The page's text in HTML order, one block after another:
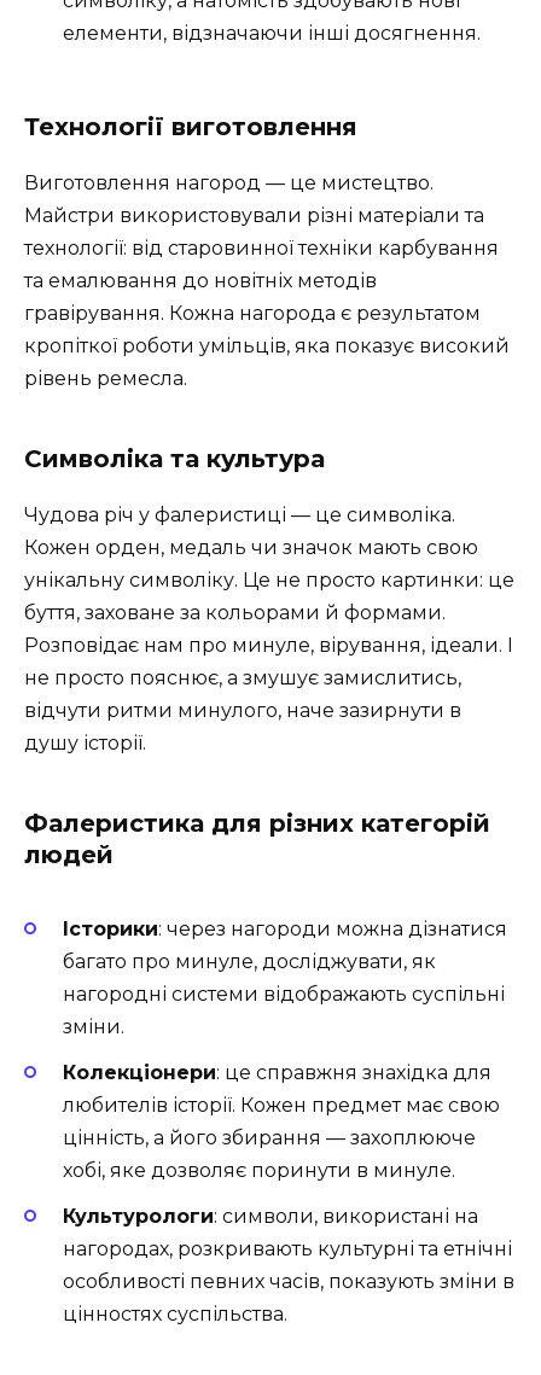
елементи, відзначаючи інші досягнення.
Технології виготовлення
Виготовлення нагород — це мистецтво.
Майстри використовували різні матеріали та
технології: від старовинної техніки карбування
та емалювання до новітніх методів
гравірування. Кожна нагорода є результатом
кропіткої роботи умільців, яка показує високий
рівень ремесла.
Символіка та культура
Чудова річ у фалеристиці — це символіка.
Кожен орден, медаль чи значок мають свою
унікальну символіку. Це не просто картинки: це
буття, заховане за кольорами й формами.
Розповідає нам про минуле, вірування, ідеали. І
не просто пояснює, а змушує замислитись,
відчути ритми минулого, наче зазирнути в
душу історії.
Фалеристика для різних категорій
людей
Історики: через нагороди можна дізнатися
багато про минуле, досліджувати, як
нагородні системи відображають суспільні
зміни.
Колекціонери: це справжня знахідка для
любителів історії. Кожен предмет має свою
цінність, а його збирання — захоплююче
хобі, яке дозволяє поринути в минуле.
Культурологи: символи, використані на
нагородах, розкривають культурні та етнічні
особливості певних часів, показують зміни в
цінностях суспільства.